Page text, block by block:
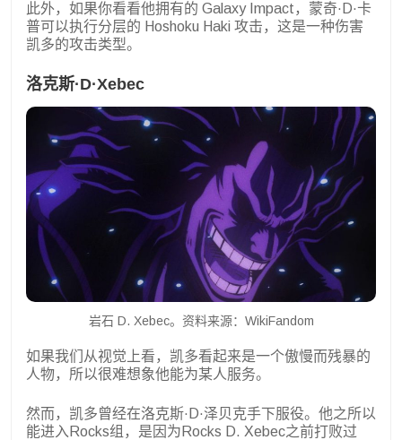
此外，如果你看看他拥有的 Galaxy Impact，蒙奇·D·卡
普可以执行分层的 Hoshoku Haki 攻击，这是一种伤害
凯多的攻击类型。
洛克斯·D·Xebec
岩石 D. Xebec。资料来源：WikiFandom
如果我们从视觉上看，凯多看起来是一个傲慢而残暴的
人物，所以很难想象他能为某人服务。
然而，凯多曾经在洛克斯·D·泽贝克手下服役。他之所以
能进入Rocks组，是因为Rocks D. Xebec之前打败过